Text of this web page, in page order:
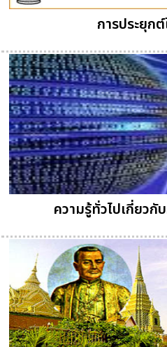
การประยุก
ความรู้ทั่วไปเกี่ยวกั